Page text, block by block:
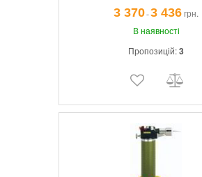
3 370¯3 436грн.
В наявності
Пропозицій:3